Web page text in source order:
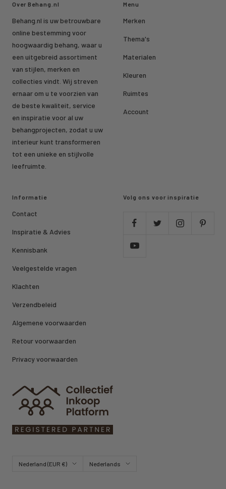
Over Behang.nl
Behang.nl is uw betrouwbare
online bestemming voor
hoogwaardig behang, waar u
een uitgebreid assortiment
van stijlen, merken en
collecties vindt. Wij streven
ernaar om u te voorzien van
de beste kwaliteit, service
en inspiratie voor al uw
behangprojecten, zodat u uw
interieur kunt transformeren
tot een unieke en stijlvolle
leefruimte.
Menu
Merken
Thema's
Materialen
Kleuren
Ruimtes
Account
Informatie
Contact
Inspiratie & Advies
Kennisbank
Veelgestelde vragen
Klachten
Verzendbeleid
Algemene voorwaarden
Retour voorwaarden
Privacy voorwaarden
Volg ons voor inspiratie
Land/regio Nederland (EUR €) TaalNederlands